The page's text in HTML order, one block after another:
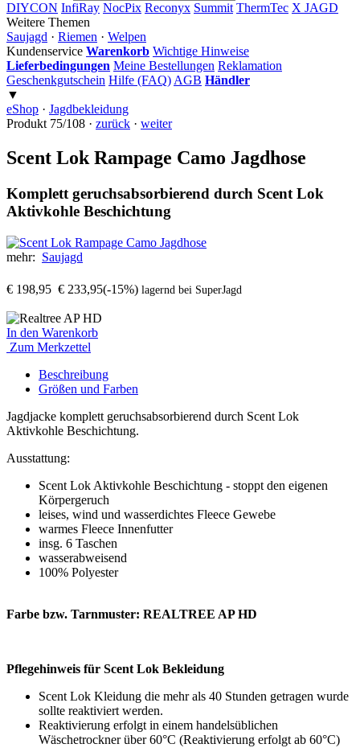
DIYCON InfiRay NocPix Reconyx Summit ThermTec X JAGD
Weitere Themen
Saujagd · Riemen · Welpen
Kundenservice Warenkorb Wichtige Hinweise
Lieferbedingungen Meine Bestellungen Reklamation
Geschenkgutschein Hilfe (FAQ) AGB Händler
▼
eShop · Jagdbekleidung
Produkt 75/108 · zurück · weiter
Scent Lok Rampage Camo Jagdhose
Komplett geruchsabsorbierend durch Scent Lok
Aktivkohle Beschichtung
mehr: Saujagd
€ 198,95 € 233,95(-15%) lagernd bei SuperJagd
In den Warenkorb
Zum Merkzettel
Beschreibung
Größen und Farben
Jagdjacke komplett geruchsabsorbierend durch Scent Lok
Aktivkohle Beschichtung.
Ausstattung:
Scent Lok Aktivkohle Beschichtung - stoppt den eigenen
Körpergeruch
leises, wind und wasserdichtes Fleece Gewebe
warmes Fleece Innenfutter
insg. 6 Taschen
wasserabweisend
100% Polyester
Farbe bzw. Tarnmuster: REALTREE AP HD
Pflegehinweis für Scent Lok Bekleidung
Scent Lok Kleidung die mehr als 40 Stunden getragen wurde
sollte reaktiviert werden.
Reaktivierung erfolgt in einem handelsüblichen
Wäschetrockner über 60°C (Reaktivierung erfolgt ab 60°C)